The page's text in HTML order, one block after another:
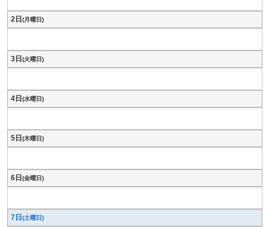
2日 (月曜日)
3日 (火曜日)
4日 (水曜日)
5日 (木曜日)
6日 (金曜日)
7日 (土曜日)